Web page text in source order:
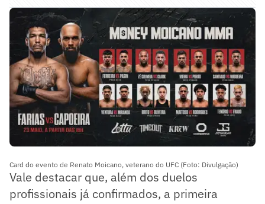
Card do evento de Renato Moicano, veterano do UFC (Foto: Divulgação)
Vale destacar que, além dos duelos
profissionais já confirmados, a primeira